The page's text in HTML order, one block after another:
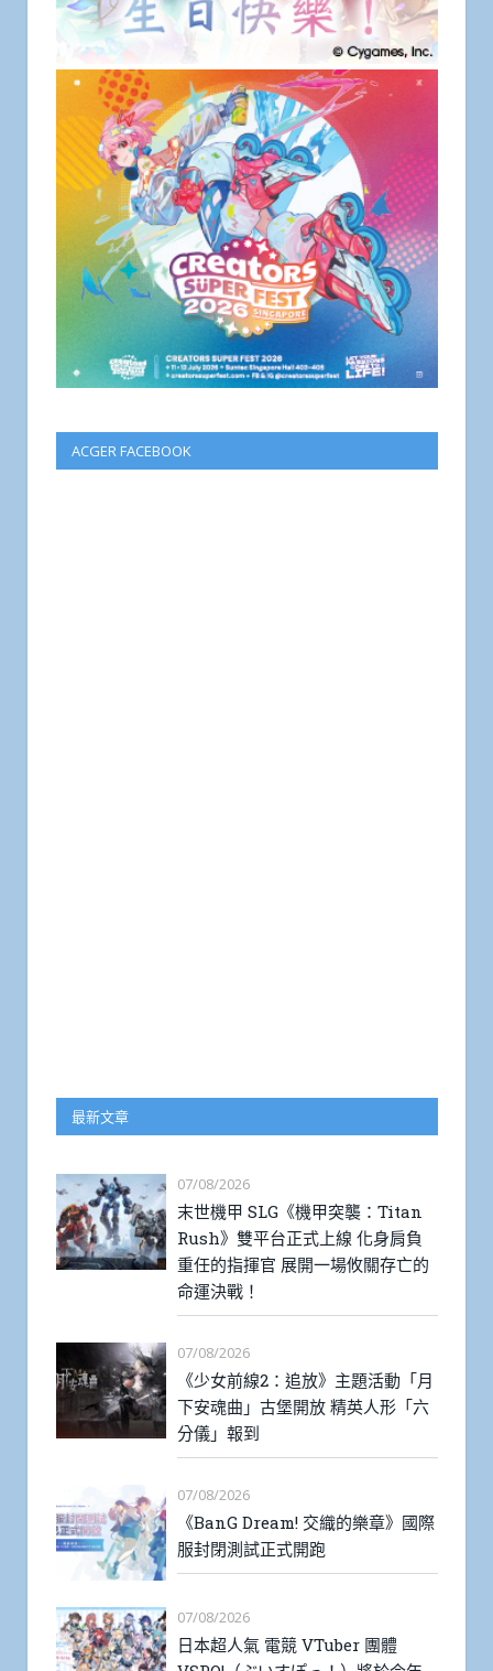
ACGER FACEBOOK
最新文章
07/08/2026
末世機甲 SLG《機甲突襲：Titan
Rush》雙平台正式上線 化身肩負
重任的指揮官 展開一場攸關存亡的
命運決戰！
07/08/2026
《少女前線2：追放》主題活動「月
下安魂曲」古堡開放 精英人形「六
分儀」報到
07/08/2026
《BanG Dream! 交織的樂章》國際
服封閉測試正式開跑
07/08/2026
日本超人氣 電競 VTuber 團體